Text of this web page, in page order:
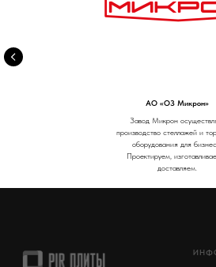
АО «ОЗ Микрон»
Завод Микрон
производство стеллажей и
оборудования для
Проектируем,
доставляем.